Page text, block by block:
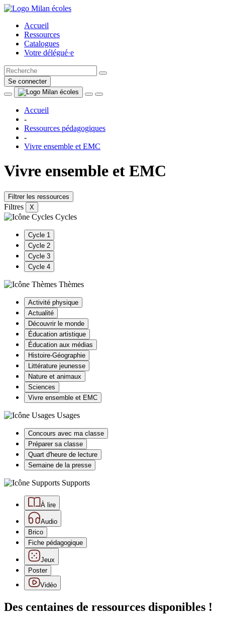
Accueil
Ressources
Catalogues
Votre délégué·e
Se connecter
Accueil
-
Ressources pédagogiques
-
Vivre ensemble et EMC
Vivre ensemble et EMC
Filtrer les ressources
Filtres X
Cycles
Cycle 1
Cycle 2
Cycle 3
Cycle 4
Thèmes
Activité physique
Actualité
Découvrir le monde
Éducation artistique
Éducation aux médias
Histoire-Géographie
Littérature jeunesse
Nature et animaux
Sciences
Vivre ensemble et EMC
Usages
Concours avec ma classe
Préparer sa classe
Quart d'heure de lecture
Semaine de la presse
Supports
À lire
Audio
Brico
Fiche pédagogique
Jeux
Poster
Vidéo
Des centaines de ressources disponibles !